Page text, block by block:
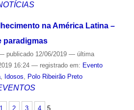
na América Latina –
paradigmas
publicado12/06/2019 — última
16:24 — registrado em: Evento
, Idosos, Polo Ribeirão Preto